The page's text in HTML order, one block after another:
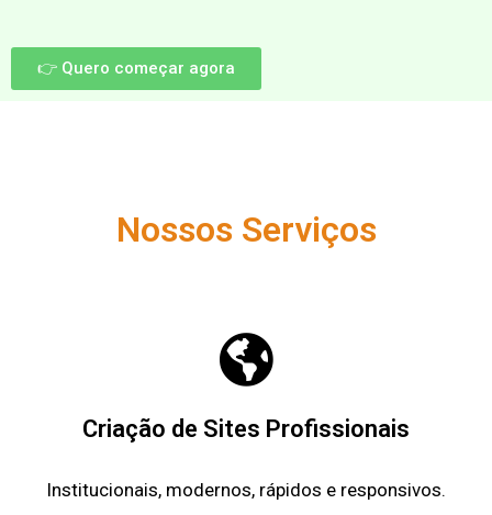
👉 Quero começar agora
Nossos Serviços
Criação de Sites Profissionais
Institucionais, modernos, rápidos e responsivos.